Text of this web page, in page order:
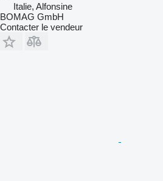
Italie, Alfonsine
BOMAG GmbH
Contacter le vendeur